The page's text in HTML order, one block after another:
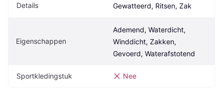
Details Gewatteerd, Ritsen, Zak
Eigenschappen
Ademend, Waterdicht,
Winddicht, Zakken,
Gevoerd, Waterafstotend
Sportkledingstuk Nee